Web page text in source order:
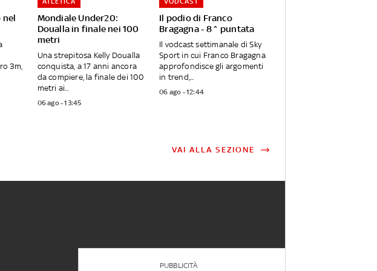
nel
3m,
Mondiale Under20:
Doualla in finale nei 100
metri
Una strepitosa Kelly Doualla
conquista, a 17 anni ancora
da compiere, la finale dei 100
metri ai...
06 ago - 13:45
Il podio di Franco
Bragagna - 8^ puntata
Il vodcast settimanale di Sky
Sport in cui Franco Bragagna
approfondisce gli argomenti
in trend,...
06 ago - 12:44
VAI ALLA SEZIONE
PUBBLICITÀ